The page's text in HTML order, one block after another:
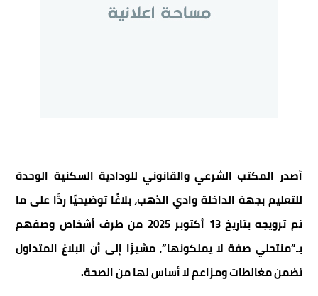
أصدر المكتب الشرعي والقانوني للودادية السكنية الوحدة
للتعليم بجهة الداخلة وادي الذهب، بلاغًا توضيحيًا ردًّا على ما
تم ترويجه بتاريخ 13 أكتوبر 2025 من طرف أشخاص وصفهم
بـ”منتحلي صفة لا يملكونها”، مشيرًا إلى أن البلاغ المتداول
تضمن مغالطات ومزاعم لا أساس لها من الصحة.